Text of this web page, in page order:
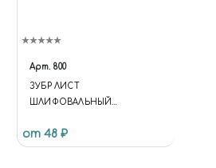
Арт. 800
ЗУБР ЛИСТ
ШЛИФОВАЛЬНЫЙ
БУМАЖНОЙ ОСНОВЕ
(СРЕДНИЙ АБРАЗИВ, P,
от 48 ₽